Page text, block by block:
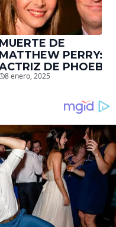
MUERTE DE
MATTHEW PERRY:
DE PHOEBE,
‘FRIENDS’,
MENSAJE
QUE EL ACTOR LE
8 enero, 2025